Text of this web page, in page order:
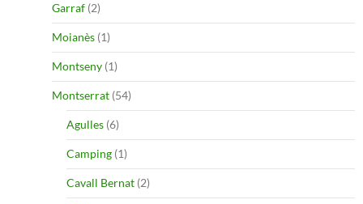
Garraf (2)
Moianès (1)
Montseny (1)
Montserrat (54)
Agulles (6)
Camping (1)
Cavall Bernat (2)